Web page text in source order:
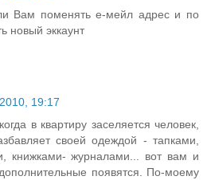
Вам поменять е-мейл адрес и по
новый эккаунт
19:17
в квартиру заселяется человек,
своей одеждой - тапками,
книжками- журналами... вот вам и
появятся. По-моему